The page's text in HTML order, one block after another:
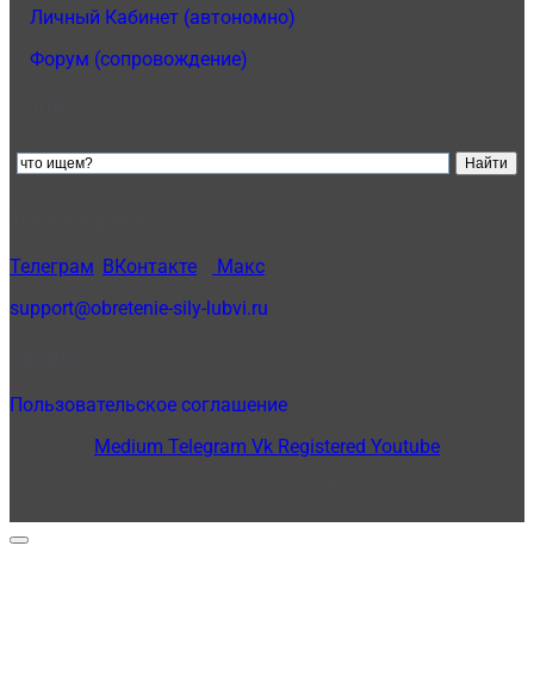
Личный Кабинет (автономно)
Форум (сопровождение)
Телеграм ВКонтакте
Макс
support@obretenie-sily-lubvi.ru
Пользовательское соглашение
Medium Telegram Vk Registered Youtube